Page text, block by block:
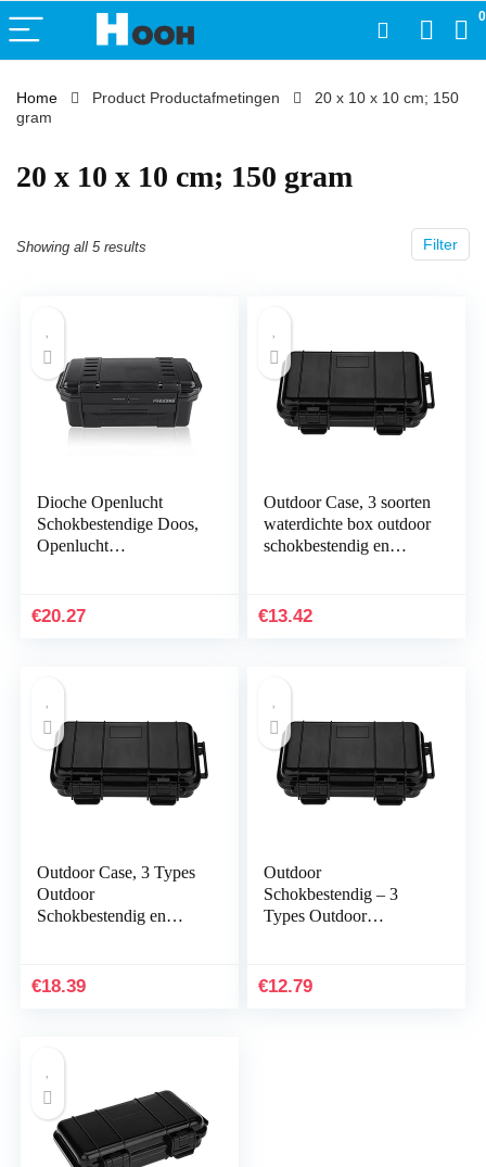
0
Home Product Productafmetingen
‎20 x 10 x 10 cm; 150
gram
‎20 x 10 x 10 cm; 150 gram
Filter
Showing all 5 results
Dioche Openlucht
Schokbestendige Doos,
Openlucht
Waterdichte Verzegelde
€20.27
Outdoor Case, 3 soorten
waterdichte box outdoor
schokbestendig en
€13.42
Outdoor Case, 3 Types
Outdoor
Schokbestendig en
Doos Survival Storage
€18.39
Outdoor
Schokbestendig – 3
Types Outdoor
Waterdichte Verzegelde
€12.79